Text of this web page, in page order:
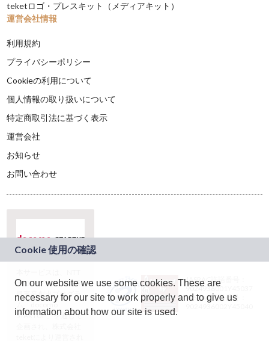
teketロゴ・プレスキット（メディアキット）
運営会社情報
利用規約
プライバシーポリシー
Cookieの利用について
個人情報の取り扱いについて
特定商取引法に基づく表示
運営会社
お知らせ
お問い合わせ
ドコモグループの新
規事業創出プログラ
ム「docomo
STARTUP」を通じて
JASRAC許諾番号：
9024936001Y45037
JASRAC許諾番号：
On our website we use some cookies. These are
necessary for our site to work properly and to give us
information about how our site is used.